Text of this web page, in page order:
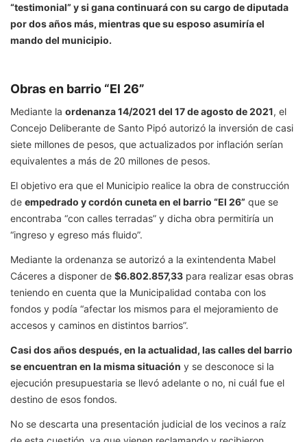
“testimonial” y si gana continuará con su cargo de diputada
por dos años más, mientras que su esposo asumiría el
mando del municipio.
Obras en barrio “El 26”
Mediante la ordenanza 14/2021 del 17 de agosto de 2021, el
Concejo Deliberante de Santo Pipó autorizó la inversión de casi
siete millones de pesos, que actualizados por inflación serían
equivalentes a más de 20 millones de pesos.
El objetivo era que el Municipio realice la obra de construcción
de empedrado y cordón cuneta en el barrio “El 26” que se
encontraba “con calles terradas” y dicha obra permitiría un
“ingreso y egreso más fluido”.
Mediante la ordenanza se autorizó a la exintendenta Mabel
Cáceres a disponer de $6.802.857,33 para realizar esas obras
teniendo en cuenta que la Municipalidad contaba con los
fondos y podía “afectar los mismos para el mejoramiento de
accesos y caminos en distintos barrios”.
Casi dos años después, en la actualidad, las calles del barrio
se encuentran en la misma situación y se desconoce si la
ejecución presupuestaria se llevó adelante o no, ni cuál fue el
destino de esos fondos.
No se descarta una presentación judicial de los vecinos a raíz